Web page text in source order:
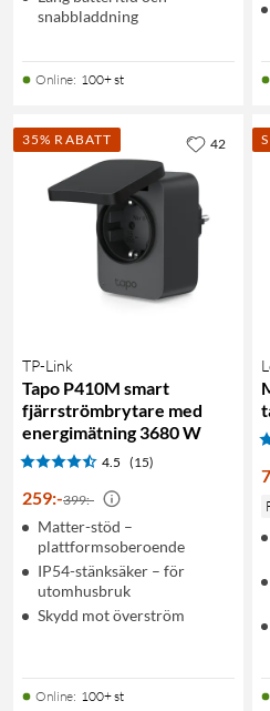
snabbladdning
Online: 100+ st
35% RABATT
TP-Link
Tapo P410M smart
fjärrströmbrytare med
energimätning 3680 W
4.5 (15)
259:-399:-
Matter-stöd –
plattformsoberoende
IP54-stänksäker – för
utomhusbruk
Skydd mot överström
Online: 100+ st
42